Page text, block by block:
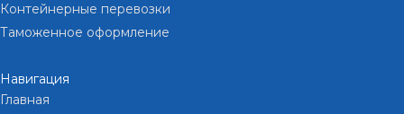
Контейнерные перевозки
Таможенное оформление
Навигация
Главная